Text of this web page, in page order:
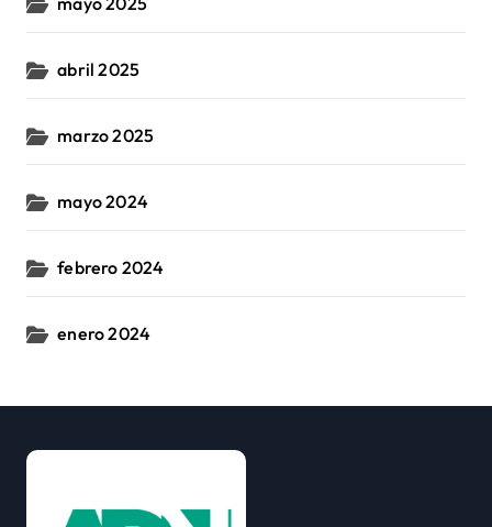
abril 2025
marzo 2025
mayo 2024
febrero 2024
enero 2024